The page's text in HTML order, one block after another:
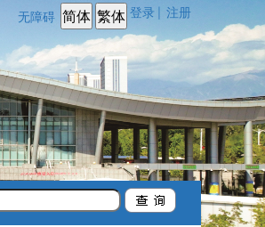
无障碍 登录 注册